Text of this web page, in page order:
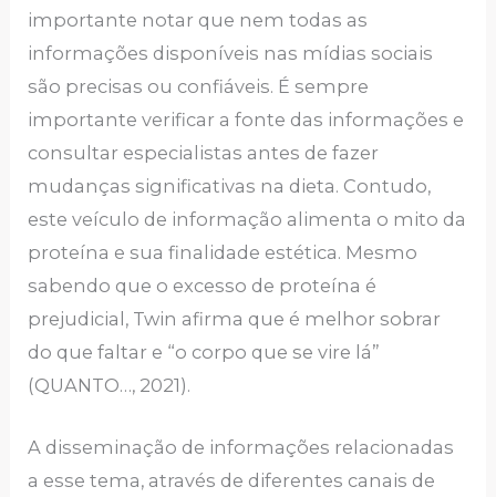
importante notar que nem todas as
informações disponíveis nas mídias sociais
são precisas ou confiáveis. É sempre
importante verificar a fonte das informações e
consultar especialistas antes de fazer
mudanças significativas na dieta. Contudo,
este veículo de informação alimenta o mito da
proteína e sua finalidade estética. Mesmo
sabendo que o excesso de proteína é
prejudicial, Twin afirma que é melhor sobrar
do que faltar e “o corpo que se vire lá”
(QUANTO…, 2021).
A disseminação de informações relacionadas
a esse tema, através de diferentes canais de